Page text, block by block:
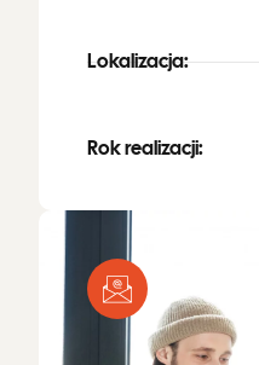
Lokalizacja:
Rok realizacji: